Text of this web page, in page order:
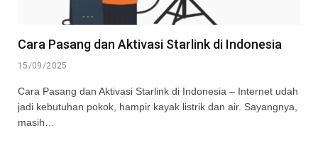
Cara Pasang dan Aktivasi Starlink di Indonesia
15/09/2025
Cara Pasang dan Aktivasi Starlink di Indonesia – Internet udah
jadi kebutuhan pokok, hampir kayak listrik dan air. Sayangnya,
masih…